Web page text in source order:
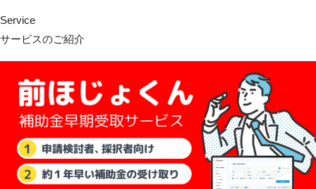
Service
サービスのご紹介